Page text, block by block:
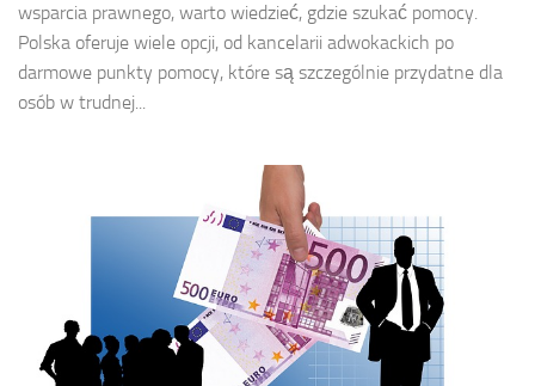
wsparcia prawnego, warto wiedzieć, gdzie szukać pomocy.
Polska oferuje wiele opcji, od kancelarii adwokackich po
darmowe punkty pomocy, które są szczególnie przydatne dla
osób w trudnej...